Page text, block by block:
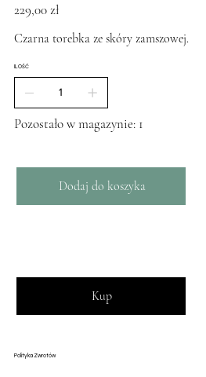
229,00 zł
Czarna torebka ze skóry zamszowej.
ILOŚĆ
Pozostało w magazynie: 1
Dodaj do koszyka
Kup
Polityka Zwrotów